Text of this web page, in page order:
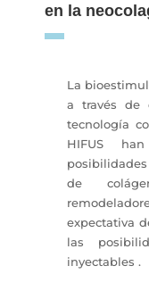
en la
La
a través de
tecnología
HIFUS
de
expectativa
las
inyectables .